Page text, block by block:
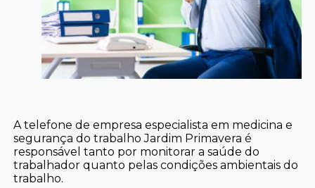
A telefone de empresa especialista em medicina e
segurança do trabalho Jardim Primavera é
responsável tanto por monitorar a saúde do
trabalhador quanto pelas condições ambientais do
trabalho.